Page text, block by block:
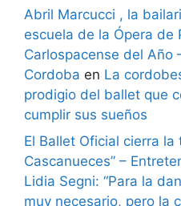
Abril Marcucci , la
escuela de la Ópera de
Carlospacense del Año
Cordoba en La
prodigio del ballet que
cumplir sus sueños
El Ballet Oficial cierra la
Cascanueces” –
Lidia Segni: “Para la
muy necesario, pero la